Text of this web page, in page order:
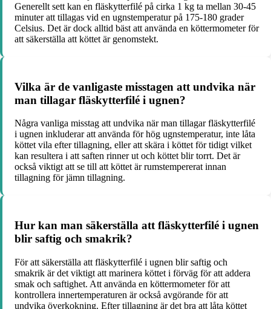
Generellt sett kan en fläskytterfilé på cirka 1 kg ta mellan 30-45
minuter att tillagas vid en ugnstemperatur på 175-180 grader
Celsius. Det är dock alltid bäst att använda en köttermometer för
att säkerställa att köttet är genomstekt.
Vilka är de vanligaste misstagen att undvika när
man tillagar fläskytterfilé i ugnen?
Några vanliga misstag att undvika när man tillagar fläskytterfilé
i ugnen inkluderar att använda för hög ugnstemperatur, inte låta
köttet vila efter tillagning, eller att skära i köttet för tidigt vilket
kan resultera i att saften rinner ut och köttet blir torrt. Det är
också viktigt att se till att köttet är rumstempererat innan
tillagning för jämn tillagning.
Hur kan man säkerställa att fläskytterfilé i ugnen
blir saftig och smakrik?
För att säkerställa att fläskytterfilé i ugnen blir saftig och
smakrik är det viktigt att marinera köttet i förväg för att addera
smak och saftighet. Att använda en köttermometer för att
kontrollera innertemperaturen är också avgörande för att
undvika överkokning. Efter tillagning är det bra att låta köttet